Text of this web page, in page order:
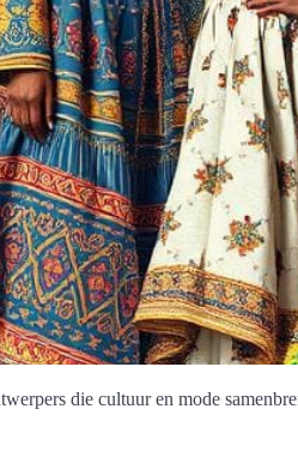
die cultuur en mode